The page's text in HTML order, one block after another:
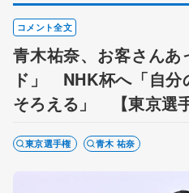
コメント全文
青木祐奈、お客さん
ド」 NHK杯へ「自分
そろえる」 【東京選
東京選手権 青木 祐奈